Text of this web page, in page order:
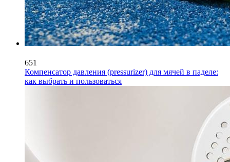
651
Компенсатор давления (pressurizer) для мячей в паделе:
как выбрать и пользоваться